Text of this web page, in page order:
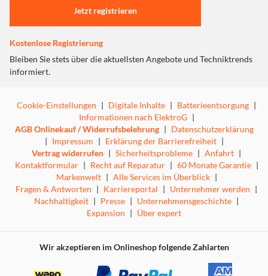
Jetzt registrieren
Kostenlose Registrierung
Bleiben Sie stets über die aktuellsten Angebote und Techniktrends
informiert.
Cookie-Einstellungen | Digitale Inhalte | Batterieentsorgung |
Informationen nach ElektroG |
AGB Onlinekauf / Widerrufsbelehrung | Datenschutzerklärung
| Impressum | Erklärung der Barrierefreiheit |
Vertrag widerrufen | Sicherheitsprobleme | Anfahrt |
Kontaktformular | Recht auf Reparatur | 60 Monate Garantie |
Markenwelt | Alle Services im Überblick |
Fragen & Antworten | Karriereportal | Unternehmer werden |
Nachhaltigkeit | Presse | Unternehmensgeschichte |
Expansion | Über expert
Wir akzeptieren im Onlineshop folgende Zahlarten